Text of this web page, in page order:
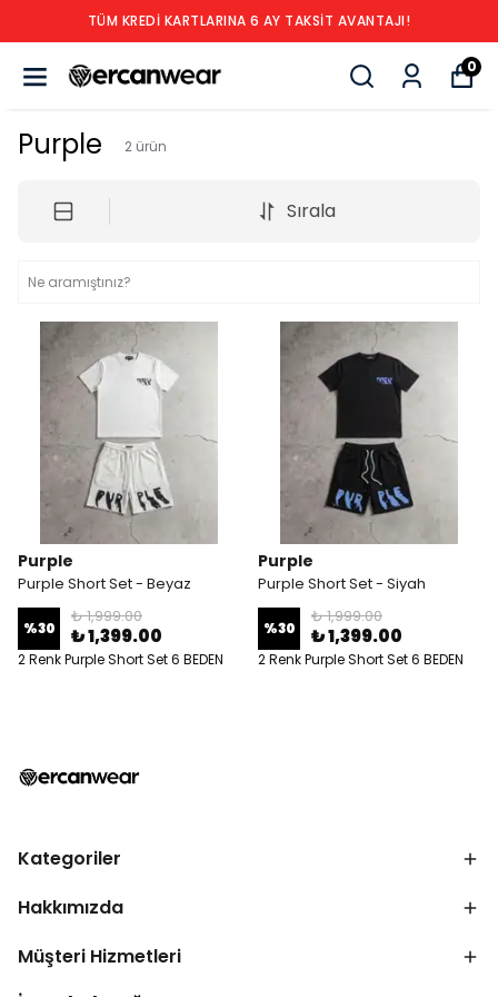
TÜM KREDİ KARTLARINA 6 AY TAKSİT AVANTAJI!
0
Purple 2 ürün
Sırala
Purple
Purple Short Set - Beyaz
%30
₺ 1,999.00
₺ 1,399.00
2 Renk Purple Short Set 6 BEDEN
Purple
Purple Short Set - Siyah
%30
₺ 1,999.00
₺ 1,399.00
2 Renk Purple Short Set 6 BEDEN
Kategoriler
Hakkımızda
Müşteri Hizmetleri